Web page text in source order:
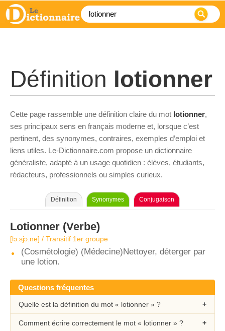
Définition lotionner
Cette page rassemble une définition claire du mot lotionner,
ses principaux sens en français moderne et, lorsque c’est
pertinent, des synonymes, contraires, exemples d’emploi et
liens utiles. Le-Dictionnaire.com propose un dictionnaire
généraliste, adapté à un usage quotidien : élèves, étudiants,
rédacteurs, professionnels ou simples curieux.
Définition Synonymes Conjugaison
Lotionner (Verbe)
[lɔ.sjɔ.ne] / Transitif 1er groupe
(Cosmétologie) (Médecine)Nettoyer, déterger par
une lotion.
Questions fréquentes
Quelle est la définition du mot « lotionner » ?
Comment écrire correctement le mot « lotionner » ?